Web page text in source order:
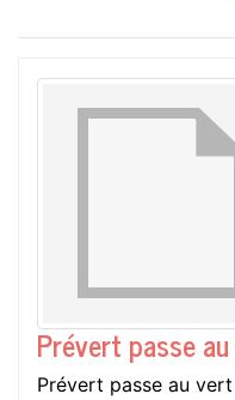
Prévert passe
Prévert passe au